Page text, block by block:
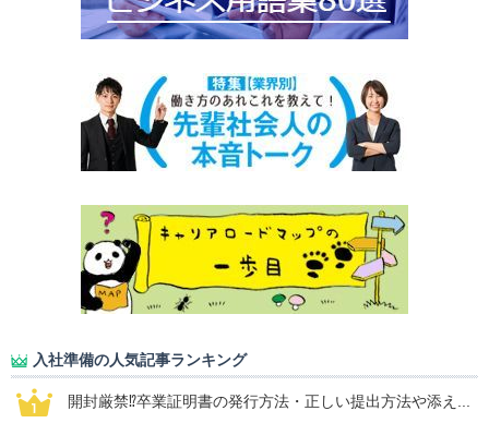
入社準備の人気記事ランキング
開封厳禁⁉卒業証明書の発行方法・正しい提出方法や添え...